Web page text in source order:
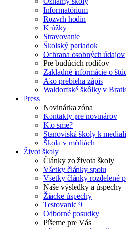
Informatórium
Rozvrh hodín
Krúžky
Stravovanie
Školský poriadok
Ochrana osobných údajov
Pre budúcich rodičov
Základné informácie o
Ako prebieha zápis
Waldorfské škôlky v
Press
Novinárka zóna
Kontakty pre novinárov
Kto sme?
Stanoviská školy k
Škola v médiách
Život školy
Články zo života školy
Všetky články spolu
Všetky články rozdelené
Naše výsledky a úspechy
Žiacke úspechy
Testovanie 9
Odborné posudky
Píšeme pre Vás